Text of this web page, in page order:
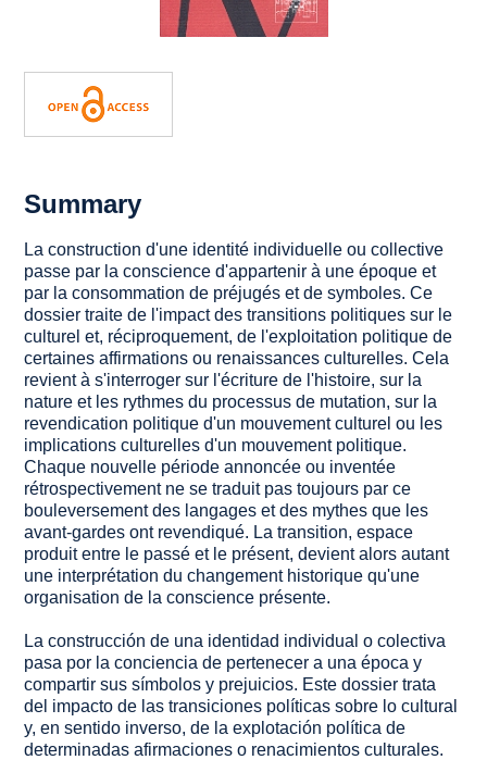
Summary
La construction d'une identité individuelle ou collective
passe par la conscience d'appartenir à une époque et
par la consommation de préjugés et de symboles. Ce
dossier traite de l'impact des transitions politiques sur le
culturel et, réciproquement, de l'exploitation politique de
certaines affirmations ou renaissances culturelles. Cela
revient à s'interroger sur l'écriture de l'histoire, sur la
nature et les rythmes du processus de mutation, sur la
revendication politique d'un mouvement culturel ou les
implications culturelles d'un mouvement politique.
Chaque nouvelle période annoncée ou inventée
rétrospectivement ne se traduit pas toujours par ce
bouleversement des langages et des mythes que les
avant-gardes ont revendiqué. La transition, espace
produit entre le passé et le présent, devient alors autant
une interprétation du changement historique qu'une
organisation de la conscience présente.
La construcción de una identidad individual o colectiva
pasa por la conciencia de pertenecer a una época y
compartir sus símbolos y prejuicios. Este dossier trata
del impacto de las transiciones políticas sobre lo cultural
y, en sentido inverso, de la explotación política de
determinadas afirmaciones o renacimientos culturales.